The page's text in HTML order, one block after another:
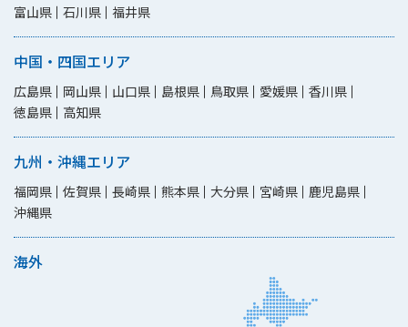
富山県 石川県 福井県
中国・四国エリア
広島県 岡山県 山口県 島根県 鳥取県 愛媛県 香川県
徳島県
高知県
九州・沖縄エリア
福岡県 佐賀県 長崎県 熊本県 大分県 宮崎県 鹿児島県
沖縄県
海外